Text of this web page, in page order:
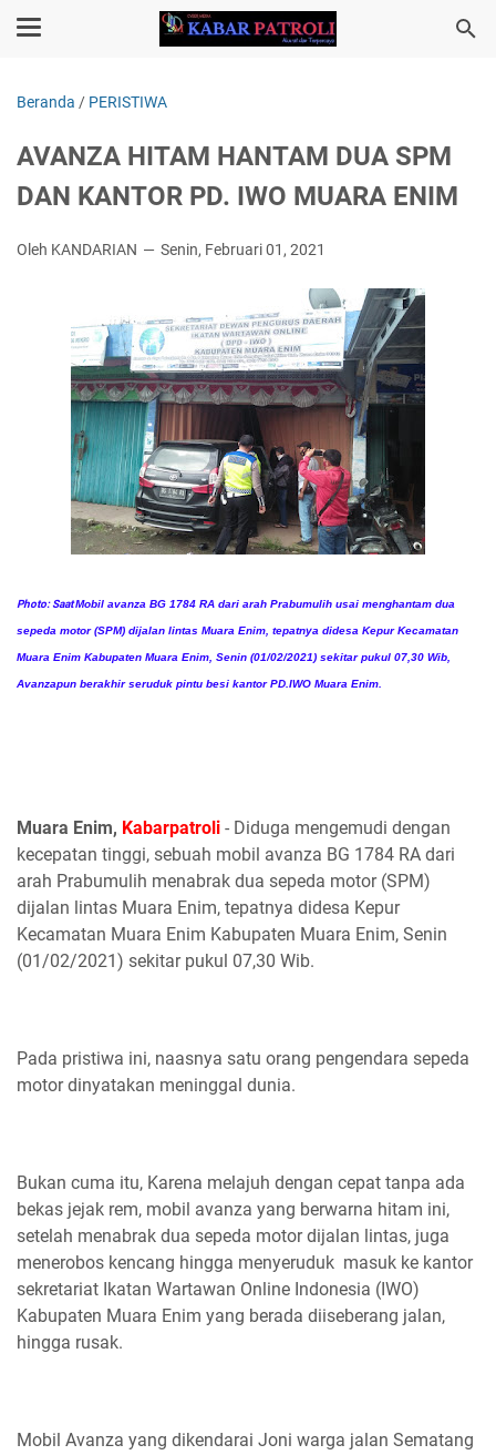
Beranda / PERISTIWA
AVANZA HITAM HANTAM DUA SPM
DAN KANTOR PD. IWO MUARA ENIM
Oleh KANDARIAN Senin, Februari 01, 2021
Photo: SaatMobil avanza BG 1784 RA dari arah Prabumulih usai menghantam dua
sepeda motor (SPM) dijalan lintas Muara Enim, tepatnya didesa Kepur Kecamatan
Muara Enim Kabupaten Muara Enim, Senin (01/02/2021) sekitar pukul 07,30 Wib,
Avanzapun berakhir seruduk pintu besi kantor PD.IWO Muara Enim.
Muara Enim, Kabarpatroli - Diduga mengemudi dengan
kecepatan tinggi, sebuah mobil avanza BG 1784 RA dari
arah Prabumulih menabrak dua sepeda motor (SPM)
dijalan lintas Muara Enim, tepatnya didesa Kepur
Kecamatan Muara Enim Kabupaten Muara Enim, Senin
(01/02/2021) sekitar pukul 07,30 Wib.
Pada pristiwa ini, naasnya satu orang pengendara sepeda
motor dinyatakan meninggal dunia.
Bukan cuma itu, Karena melajuh dengan cepat tanpa ada
bekas jejak rem, mobil avanza yang berwarna hitam ini,
setelah menabrak dua sepeda motor dijalan lintas, juga
menerobos kencang hingga menyeruduk masuk ke kantor
sekretariat Ikatan Wartawan Online Indonesia (IWO)
Kabupaten Muara Enim yang berada diiseberang jalan,
hingga rusak.
Mobil Avanza yang dikendarai Joni warga jalan Sematang